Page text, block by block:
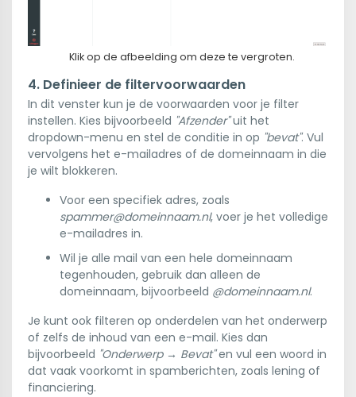
Klik op de afbeelding om deze te vergroten.
4. Definieer de filtervoorwaarden
In dit venster kun je de voorwaarden voor je filter
instellen. Kies bijvoorbeeld "Afzender"uit het
dropdown-menu en stel de conditie in op "bevat". Vul
vervolgens het e-mailadres of de domeinnaam in die
je wilt blokkeren.
Voor een specifiek adres, zoals
spammer@domeinnaam.nl, voer je het volledige
e-mailadres in.
Wil je alle mail van een hele domeinnaam
tegenhouden, gebruik dan alleen de
domeinnaam, bijvoorbeeld @domeinnaam.nl.
Je kunt ook filteren op onderdelen van het onderwerp
of zelfs de inhoud van een e-mail. Kies dan
bijvoorbeeld "Onderwerp → Bevat"en vul een woord in
dat vaak voorkomt in spamberichten, zoals lening of
financiering.